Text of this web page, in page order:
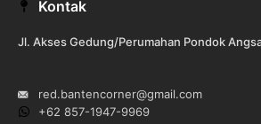
Kontak
Jl. Akses Gedung/Perumahan Pondok
red.bantencorner@gmail.com
+62 857-1947-9969